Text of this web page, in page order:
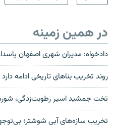
در همین زمینه
دادخواه:‌ مدیران شهری اصفهان
روند تخریب بناهای تاریخی ادامه دارد
تخت جمشید اسیر رطوبت‌زدگی،
تخریب سازه‌های آبی شوشتر؛